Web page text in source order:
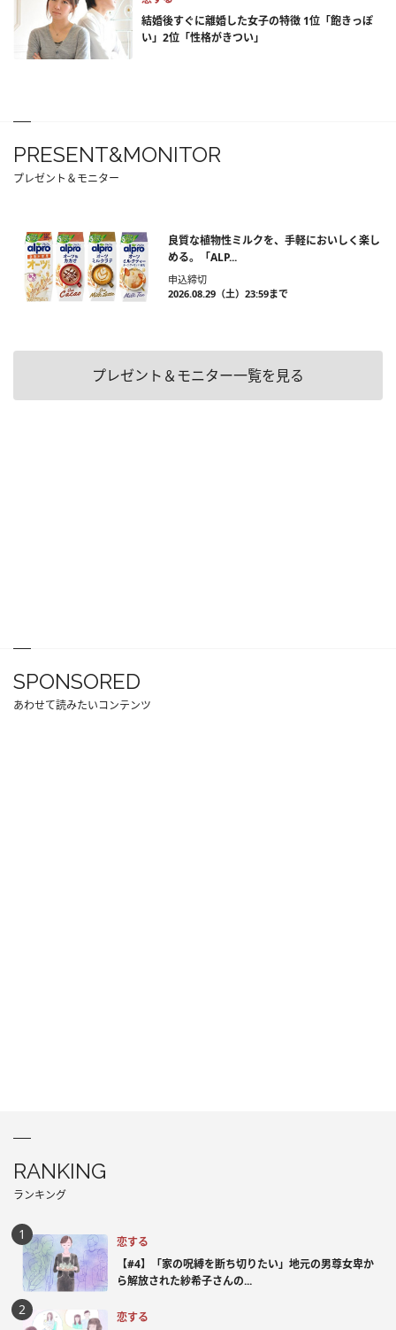
結婚後すぐに離婚した女子の特徴 1位「飽きっぽ
い」2位「性格がきつい」
PRESENT&MONITOR
プレゼント＆モニター
良質な植物性ミルクを、手軽においしく楽し
める。「ALP...
申込締切
2026.08.29（土）23:59まで
プレゼント＆モニター一覧を見る
SPONSORED
あわせて読みたいコンテンツ
RANKING
ランキング
恋する
【#4】「家の呪縛を断ち切りたい」地元の男尊女卑か
ら解放された紗希子さんの...
恋する